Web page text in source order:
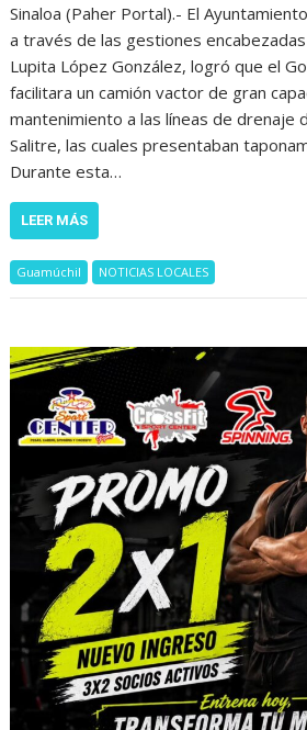
Sinaloa (Paher Portal).- El
a través de las gestiones
Lupita López González, logró que el
facilitara un camión vactor de gran
mantenimiento a las líneas de drenaje
Salitre, las cuales presentaban
Durante esta…
LEER MÁS
Guamúchil NOTICIAS LOCALES